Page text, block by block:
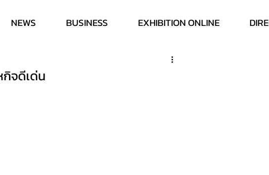
NEWS BUSINESS EXHIBITION ONLINE
กิจดีเด่น